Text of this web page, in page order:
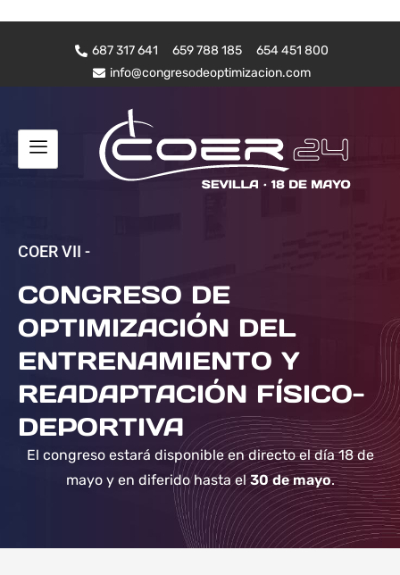
687 317 641 659 788 185
654 451 800
info@congresodeoptimizacion.com
COER VII -
CONGRESO DE
OPTIMIZACIÓN DEL
ENTRENAMIENTO Y
READAPTACIÓN FÍSICO-
DEPORTIVA
El congreso estará disponible en directo el día 18 de
mayo y en diferido hasta el30 de mayo.